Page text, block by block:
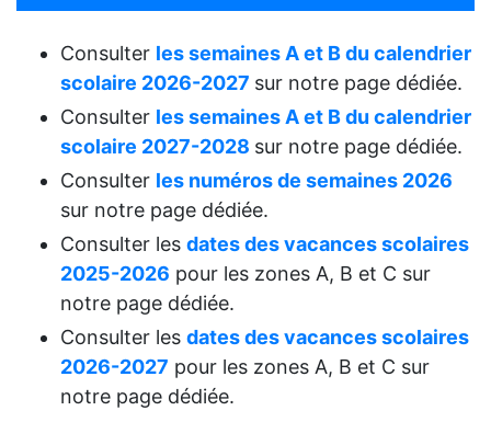
Consulter les semaines A et B du calendrier
scolaire 2026-2027 sur notre page dédiée.
Consulter les semaines A et B du calendrier
scolaire 2027-2028 sur notre page dédiée.
Consulter les numéros de semaines 2026
sur notre page dédiée.
Consulter les dates des vacances scolaires
2025-2026 pour les zones A, B et C sur
notre page dédiée.
Consulter les dates des vacances scolaires
2026-2027 pour les zones A, B et C sur
notre page dédiée.